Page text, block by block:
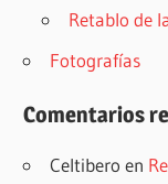
Retablo de
Fotografías
Comentarios
Celtibero en